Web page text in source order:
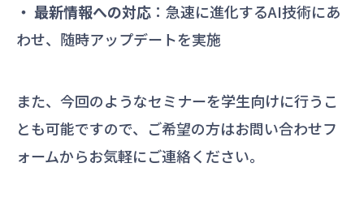
・ 最新情報への対応 ：急速に進化するAI技術にあ
わせ、随時アップデートを実施
また、今回のようなセミナーを学生向けに行うこ
とも可能ですので、ご希望の方はお問い合わせフ
ォームからお気軽にご連絡ください。